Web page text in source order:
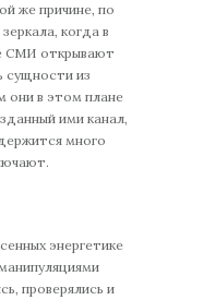
же причине, по
когда в
СМИ открывают
сущности из
они в этом плане
ими канал,
много
энергетике
проверялись и